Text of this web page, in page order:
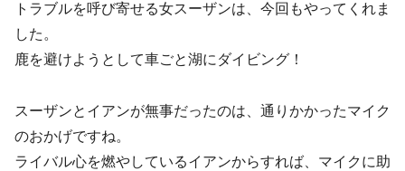
トラブルを呼び寄せる女スーザンは、今回もやってくれま
した。
鹿を避けようとして車ごと湖にダイビング！
スーザンとイアンが無事だったのは、通りかかったマイク
のおかげですね。
ライバル心を燃やしているイアンからすれば、マイクに助